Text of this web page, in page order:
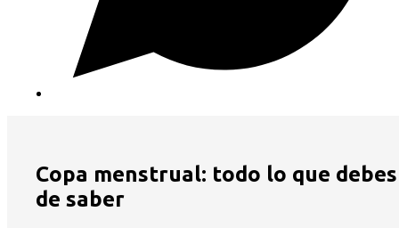
Copa menstrual: todo lo que debes
de saber